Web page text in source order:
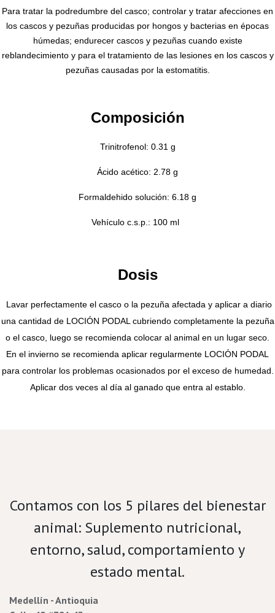
Para tratar la podredumbre del casco; controlar y tratar afecciones en
los cascos y pezuñas producidas por hongos y bacterias en épocas
húmedas; endurecer cascos y pezuñas cuando existe
reblandecimiento y para el tratamiento de las lesiones en los cascos y
pezuñas causadas por la estomatitis.
Composición
Trinitrofenol: 0.31 g
Ácido acético: 2.78 g
Formaldehido solución: 6.18 g
Vehículo c.s.p.: 100 ml
Dosis
Lavar perfectamente el casco o la pezuña afectada y aplicar a diario
una cantidad de LOCIÓN PODAL cubriendo completamente la pezuña
o el casco, luego se recomienda colocar al animal en un lugar seco.
En el invierno se recomienda aplicar regularmente LOCIÓN PODAL
para controlar los problemas ocasionados por el exceso de humedad.
Aplicar dos veces al día al ganado que entra al establo.
Contamos con los 5 pilares del bienestar
animal: Suplemento nutricional,
entorno, salud, comportamiento y
estado mental.
Medellín - Antioquia